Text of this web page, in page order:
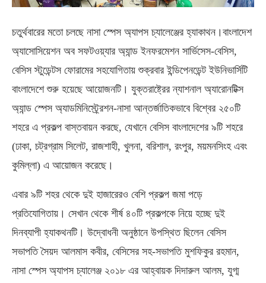
চতুর্থবারের মতো চলছে নাসা স্পেস অ্যাপস চ্যালেঞ্জের হ্যাকাথন।বাংলাদেশ
অ্যাসোসিয়েশন অব সফটওয়্যার অ্যান্ড ইনফরমেশন সার্ভিসেস-বেসিস,
বেসিস স্টুডেন্টস ফোরামের সহযোগিতায় শুক্রবার ইন্ডিপেনডেন্ট ইউনিভার্সিটি
বাংলাদেশে শুরু হয়েছে আয়োজনটি। যুক্তরাষ্ট্রের ন্যাশনাল অ্যারোনটিক্স
অ্যান্ড স্পেস অ্যাডমিনিস্ট্র্রেশন-নাসা আন্তর্জাতিকভাবে বিশ্বের ২৫০টি
শহরে এ প্রকল্প বাস্তবায়ন করছে, যেখানে বেসিস বাংলাদেশের ৯টি শহরে
(ঢাকা, চট্রগ্রাম সিলেট, রাজশাহী, খুলনা, বরিশাল, রংপুর, ময়মনসিংহ এবং
কুমিল্লা) এ আয়োজন করেছে।
এবার ৯টি শহর থেকে দুই হাজারেরও বেশি প্রকল্প জমা পড়ে
প্রতিযোগিতায়। সেখান থেকে শীর্ষ ৪০টি প্রকল্পকে নিয়ে হচ্ছে দুই
দিনব্যাপী হ্যাকথনটি। উদ্বোধনী অনুষ্ঠানে উপস্থিত ছিলেন বেসিস
সভাপতি সৈয়দ আলমাস কবীর, বেসিসের সহ-সভাপতি মুশফিকুর রহমান,
নাসা স্পেস অ্যাপস চ্যালেঞ্জ ২০১৮ এর আহ্বায়ক দিদারুল আলম, যুগ্ম